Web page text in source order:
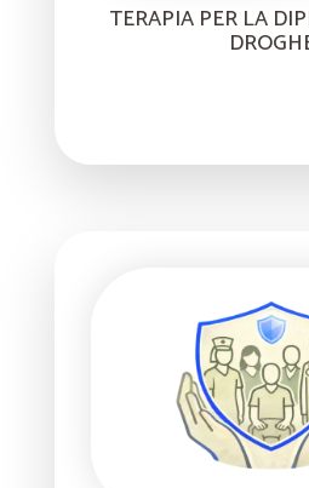
TERAPIA PER LA